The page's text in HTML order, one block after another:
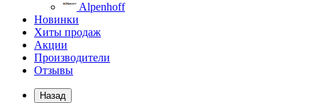
Alpenhoff
Новинки
Хиты продаж
Акции
Производители
Отзывы
Назад